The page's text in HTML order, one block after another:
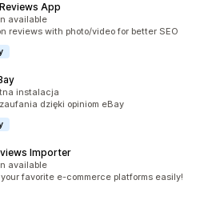
App
411
available
reviews with photo/video for better SEO
208
instalacja
dzięki opiniom eBay
Importer
141
available
favorite e-commerce platforms easily!